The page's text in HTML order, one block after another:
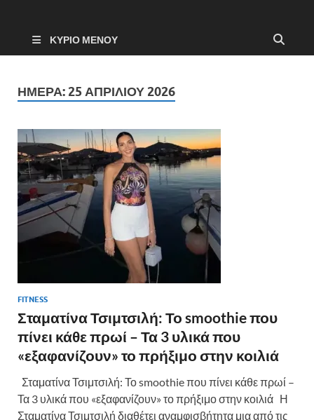
ΚΎΡΙΟ ΜΕΝΟΎ
ΗΜΈΡΑ:25 ΑΠΡΙΛΊΟΥ 2026
FITNESS
Σταματίνα Τσιμτσιλή: Το smoothie που
πίνει κάθε πρωί – Τα 3 υλικά που
«εξαφανίζουν» το πρήξιμο στην κοιλιά
Σταματίνα Τσιμτσιλή: Το smoothie που πίνει κάθε πρωί –
Τα 3 υλικά που «εξαφανίζουν» το πρήξιμο στην κοιλιά Η
Σταματίνα Τσιμτσιλή διαθέτει αναμφισβήτητα μια από τις